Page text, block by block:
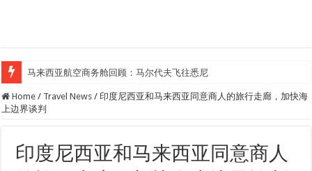
马来西亚航空商务舱回顾：马尔代夫飞往悉尼
Klook客路汇聚超过50位旅游创作者，参与马来西亚Kreatorverse IN x
Home / Travel News / 印度尼西亚和马来西亚同意商人的旅行走廊，加快海
上边界谈判
印度尼西亚和马来西亚同意商人